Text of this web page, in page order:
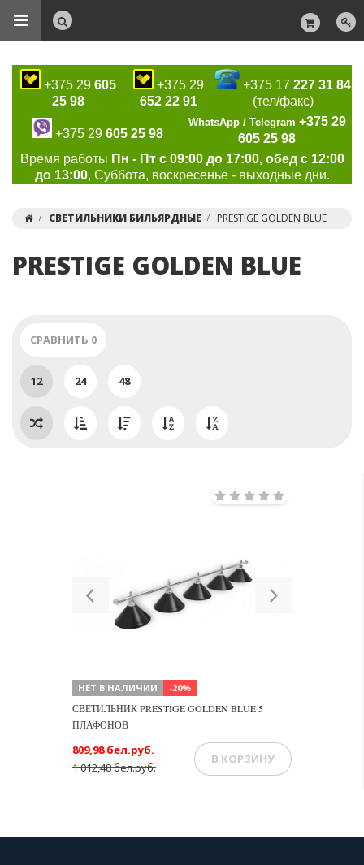
+375 29 605
25 98
+375 29
652 22 91
+375 17227 31 84
(тел/факс)
+375 29 605 25 98
WhatsApp / Telegram +375 29
605 25 98
Время работы Пн - Пт с 09:00 до 17:00, обед с 12:00
до 13:00, Суббота, воскресенье - выходные дни.
СВЕТИЛЬНИКИ БИЛЬЯРДНЫЕ PRESTIGE GOLDEN BLUE
PRESTIGE GOLDEN BLUE
СРАВНИТЬ 0
12 24 48
Previous
НЕТ В НАЛИЧИИ -20%
СВЕТИЛЬНИК PRESTIGE GOLDEN BLUE 5
ПЛАФОНОВ
1 012,48 бел.руб.
809,98 бел.руб.
В КОРЗИНУ